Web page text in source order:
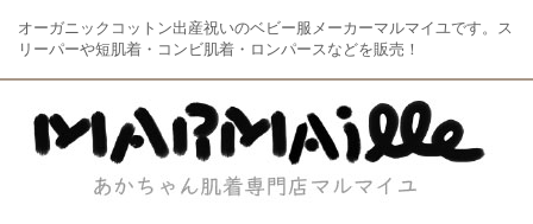
オーガニックコットン出産祝いのベビー服メーカーマルマイユです。ス
リーパーや短肌着・コンビ肌着・ロンパースなどを販売！